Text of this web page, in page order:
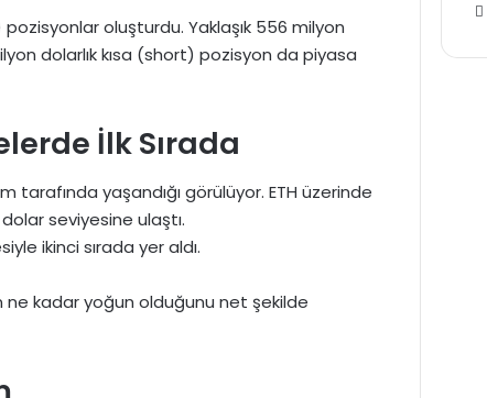
oluşturdu. Yaklaşık 556 milyon
dolarlık kısa (short) pozisyon da piyasa
İlk Sırada
tarafında yaşandığı görülüyor. ETH üzerinde
seviyesine ulaştı.
ikinci sırada yer aldı.
ne kadar yoğun olduğunu net şekilde